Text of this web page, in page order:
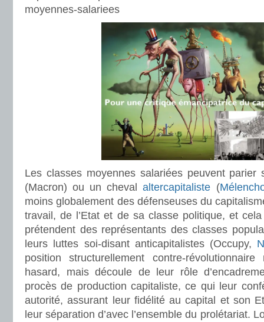
moyennes-salariees
Les classes moyennes salariées peuvent parier
(Macron) ou un chevalaltercapitaliste (
moins globalement des défenseuses du
travail, de l’Etat et de sa classe politique, et
prétendent des représentants des classes
leurs luttes soi-disant anticapitalistes (Occupy,
position structurellement contre-
hasard, mais découle de leur rôle
procès de production capitaliste, ce qui leur
autorité, assurant leur fidélité au capital et son
leur séparation d’avec l’ensemble du prolétariat.